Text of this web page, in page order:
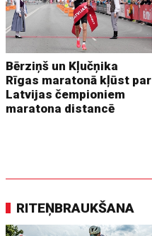
Bērziņš un Kļučņika
Rīgas maratonā kļūst par
Latvijas čempioniem
maratona distancē
RITEŅBRAUKŠANA